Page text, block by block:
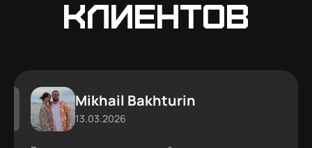
клиентов
Mikhail Bakhturin
13.03.2026